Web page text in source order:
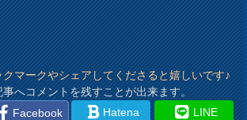
マークやシェアしてくださると嬉しいです♪
へコメントを残すことが出来ます。
Facebook Hatena LINE